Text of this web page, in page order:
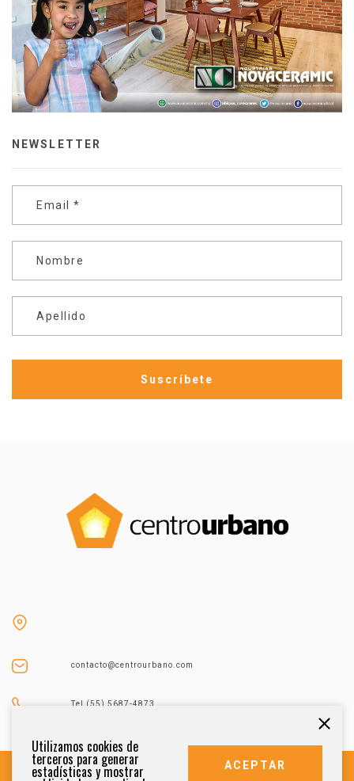
NEWSLETTER
Email *
Nombre
Apellido
contacto@centrourbano.com
Tel (55) 5687-4873
Utilizamos cookies de
terceros para generar
estadísticas y mostrar ACEPTAR